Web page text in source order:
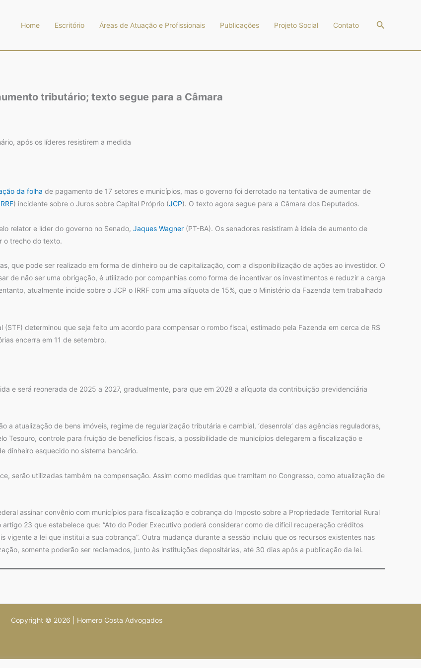
Home Escritório Áreas de Atuação e Profissionais Publicações Projeto Social Contato Pesquisar
tributário; texto segue para a Câmara
após os líderes resistirem a medida
da folha de pagamento de 17 setores e municípios, mas o governo foi derrotado na tentativa de aumentar de
) incidente sobre o Juros sobre Capital Próprio (JCP). O texto agora segue para a Câmara dos Deputados.
relator e líder do governo no Senado, Jaques Wagner (PT-BA). Os senadores resistiram à ideia de aumento de
o trecho do texto.
que pode ser realizado em forma de dinheiro ou de capitalização, com a disponibilização de ações ao investidor. O
de não ser uma obrigação, é utilizado por companhias como forma de incentivar os investimentos e reduzir a carga
atualmente incide sobre o JCP o IRRF com uma alíquota de 15%, que o Ministério da Fazenda tem trabalhado
(STF) determinou que seja feito um acordo para compensar o rombo fiscal, estimado pela Fazenda em cerca de R$
encerra em 11 de setembro.
e será reonerada de 2025 a 2027, gradualmente, para que em 2028 a alíquota da contribuição previdenciária
atualização de bens imóveis, regime de regularização tributária e cambial, ‘desenrola’ das agências reguladoras,
Tesouro, controle para fruição de benefícios fiscais, a possibilidade de municípios delegarem a fiscalização e
dinheiro esquecido no sistema bancário.
serão utilizadas também na compensação. Assim como medidas que tramitam no Congresso, como atualização de
assinar convênio com municípios para fiscalização e cobrança do Imposto sobre a Propriedade Territorial Rural
23 que estabelece que: “Ato do Poder Executivo poderá considerar como de difícil recuperação créditos
a lei que institui a sua cobrança”. Outra mudança durante a sessão incluiu que os recursos existentes nas
somente poderão ser reclamados, junto às instituições depositárias, até 30 dias após a publicação da lei.
Copyright © 2026 | Homero Costa Advogados